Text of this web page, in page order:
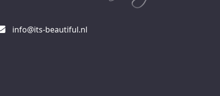
info@its-beautiful.nl